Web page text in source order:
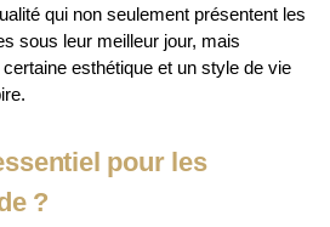
qui non seulement présentent les
sous leur meilleur jour, mais
esthétique et un style de vie
pour les
?